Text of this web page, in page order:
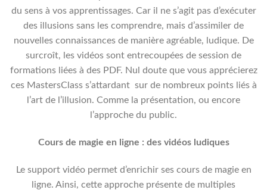
du sens à vos apprentissages. Car il ne s’agit pas d’exécuter
des illusions sans les comprendre, mais d’assimiler de
nouvelles connaissances de manière agréable, ludique. De
surcroît, les vidéos sont entrecoupées de session de
formations liées à des PDF. Nul doute que vous apprécierez
ces MastersClass s’attardant sur de nombreux points liés à
l’art de l’illusion. Comme la présentation, ou encore
l’approche du public.
Cours de magie en ligne : des vidéos ludiques
Le support vidéo permet d’enrichir ses cours de magie en
ligne. Ainsi, cette approche présente de multiples